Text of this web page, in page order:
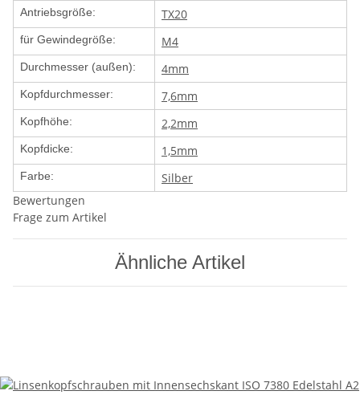
Antriebsgröße: TX20
für Gewindegröße: M4
Durchmesser (außen): 4mm
Kopfdurchmesser: 7,6mm
Kopfhöhe: 2,2mm
Kopfdicke: 1,5mm
Farbe:
Silber
Bewertungen
Frage zum Artikel
Ähnliche Artikel